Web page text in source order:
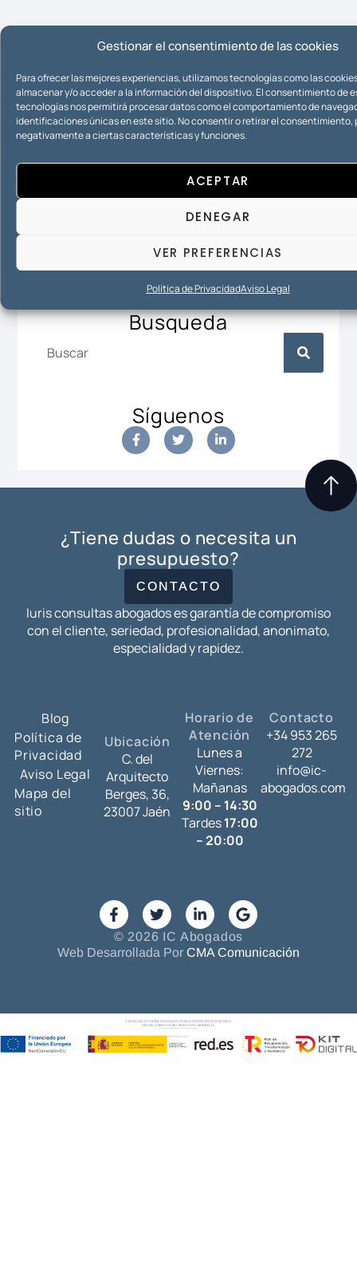
Gestionar el consentimiento de las cookies
Para ofrecer las mejores experiencias, utilizamos tecnologías como las
almacenar y/o acceder a la información del dispositivo. El consentimiento de
tecnologías nos permitirá procesar datos como el comportamiento de
identificaciones únicas en este sitio. No consentir o retirar el consentimiento,
negativamente a ciertas características y funciones.
ACEPTAR
DENEGAR
VER PREFERENCIAS
Política de PrivacidadAviso Legal
Entrevista en Cadena SER Jaén
16/12/2015
Contenido principal de la «Ley
Busqueda
Síguenos
¿Tiene dudas o necesita un
presupuesto?
CONTACTO
Iuris consultas abogados es garantía de compromiso
con el cliente, seriedad, profesionalidad, anonimato,
especialidad y rapidez.
Blog
Política de
Privacidad
Aviso Legal
Mapa del
sitio
Ubicación
C. del
Arquitecto
Berges, 36,
23007 Jaén
Horario de
Atención
Lunes a
Viernes:
Mañanas
9:00 – 14:30
Tardes17:00
– 20:00
Contacto
+34 953 265
272
info@ic-
abogados.com
© 2026 IC Abogados
Web Desarrollada Por CMA Comunicación